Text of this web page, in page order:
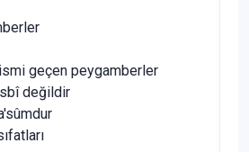
geçen peygamberler
değildir